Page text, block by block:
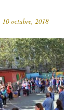
10 octubre, 2018